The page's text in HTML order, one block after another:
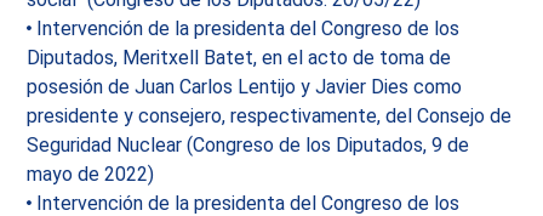
Intervención de la presidenta del Congreso de los
Diputados, Meritxell Batet, en el acto de toma de
posesión de Juan Carlos Lentijo y Javier Dies como
presidente y consejero, respectivamente, del Consejo de
Seguridad Nuclear (Congreso de los Diputados, 9 de
mayo de 2022)
Intervención de la presidenta del Congreso de los